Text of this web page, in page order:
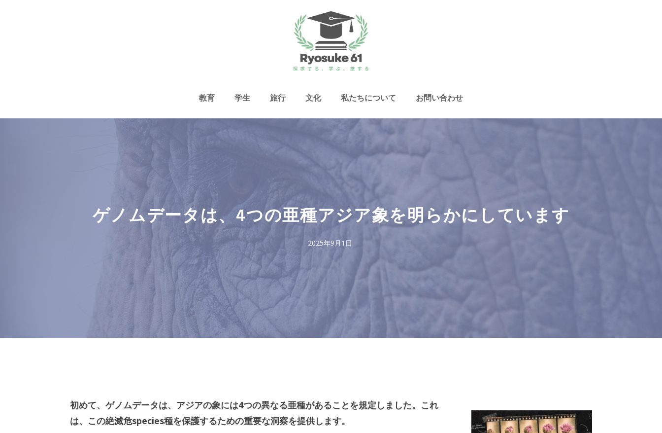
キ
教育 学生 旅行 文化 私たちについて お問い合わせ
ゲノムデータは、4つの亜種アジア象を明らかにしています
2025年9月1日
初めて、ゲノムデータは、アジアの象には4つの異なる亜種があることを規定しました。これ
は、この絶滅危species種を保護するための重要な洞察を提供します。